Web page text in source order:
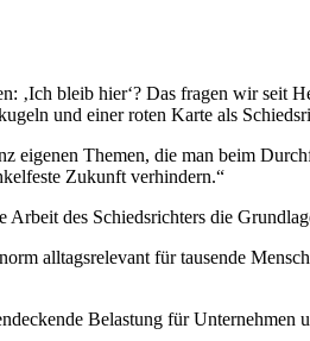
‚Ich bleib hier‘? Das fragen wir seit
und einer roten Karte als
eigenen Themen, die man beim
Zukunft verhindern.“
des Schiedsrichters die
alltagsrelevant für tausende
Belastung für